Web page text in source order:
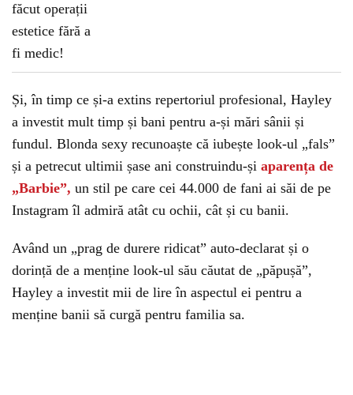
Și, în timp ce și-a extins repertoriul profesional, Hayley
a investit mult timp și bani pentru a-și mări sânii și
fundul. Blonda sexy recunoaște că iubește look-ul „fals”
și a petrecut ultimii șase ani construindu-și aparența de
„Barbie”, un stil pe care cei 44.000 de fani ai săi de pe
Instagram îl admiră atât cu ochii, cât și cu banii.
Având un „prag de durere ridicat” auto-declarat și o
dorință de a menține look-ul său căutat de „păpușă”,
Hayley a investit mii de lire în aspectul ei pentru a
menține banii să curgă pentru familia sa.